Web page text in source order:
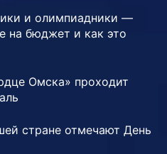
и олимпиадники —
на бюджет и как это
Омска» проходит
стране отмечают День